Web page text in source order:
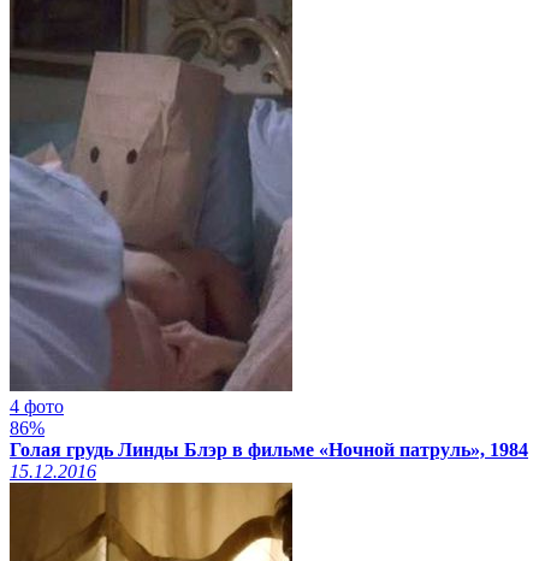
4 фото
86%
Голая грудь Линды Блэр в фильме «Ночной патруль», 1984
15.12.2016